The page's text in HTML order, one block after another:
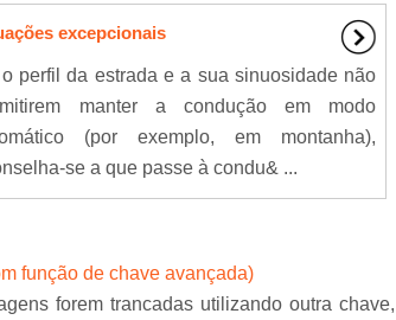
excepcionais
perfil da estrada e a sua sinuosidade não
manter a condução em modo
(por exemplo, em montanha),
se a que passe à condu& ...
função de chave avançada)
forem trancadas utilizando outra chave,